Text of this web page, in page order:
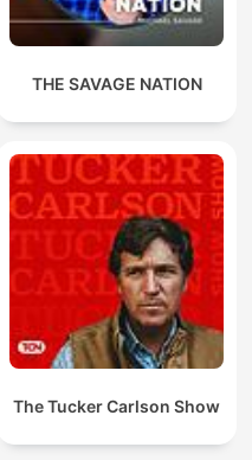
THE SAVAGE NATION
The Tucker Carlson Show